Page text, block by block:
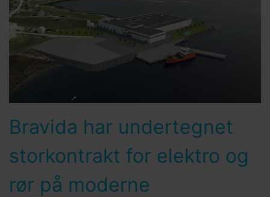
Bravida har undertegnet
storkontrakt for elektro og
rør på moderne